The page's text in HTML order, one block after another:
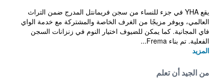
يقع YHA في جزء للنساء من سجن فريمانتل المدرج ضمن التراث
العالمي، ويوفر مزيجًا من الغرف الخاصة والمشتركة مع خدمة الواي
فاي المجانية. كما يمكن للضيوف اختيار النوم في زنزانات السجن
الفعلية. تم بناء Frema...
المزيد
من الجيد أن تعلم